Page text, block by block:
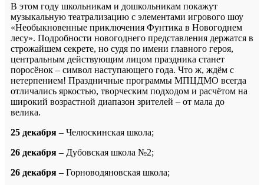
В этом году школьникам и дошкольникам покажут
музыкальную театрализацию с элементами игрового шоу
«Необыкновенные приключения Фунтика в Новогоднем
лесу». Подробности новогоднего представления держатся в
строжайшем секрете, но судя по имени главного героя,
центральным действующим лицом праздника станет
поросёнок – символ наступающего года. Что ж, ждём с
нетерпением! Праздничные программы МПЦДМО всегда
отличались яркостью, творческим подходом и расчётом на
широкий возрастной диапазон зрителей – от мала до
велика.
25 декабря – Челюскинская школа;
26 декабря – Дубовская школа №2;
26 декабря – Горноводяновская школа;